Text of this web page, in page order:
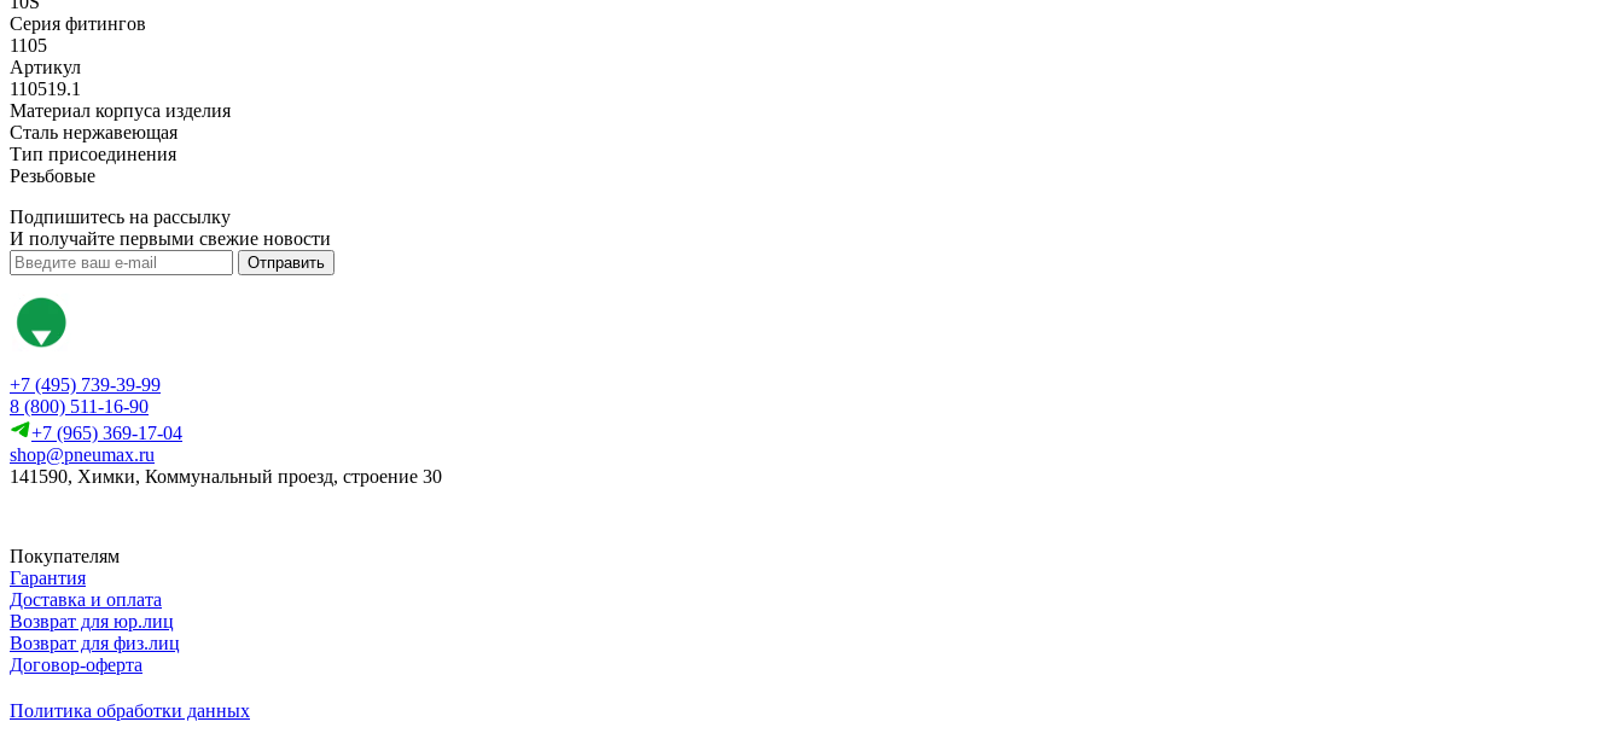
Серия фитингов
1105
Артикул
110519.1
Материал корпуса изделия
Сталь нержавеющая
Тип присоединения
Резьбовые
Подпишитесь на рассылку
И получайте первыми свежие новости
Отправить
+7 (495) 739-39-99
8 (800) 511-16-90
+7 (965) 369-17-04
shop@pneumax.ru
141590, Химки, Коммунальный проезд, строение 30
Покупателям
Гарантия
Доставка и оплата
Возврат для юр.лиц
Возврат для физ.лиц
Договор-оферта
Политика обработки данных